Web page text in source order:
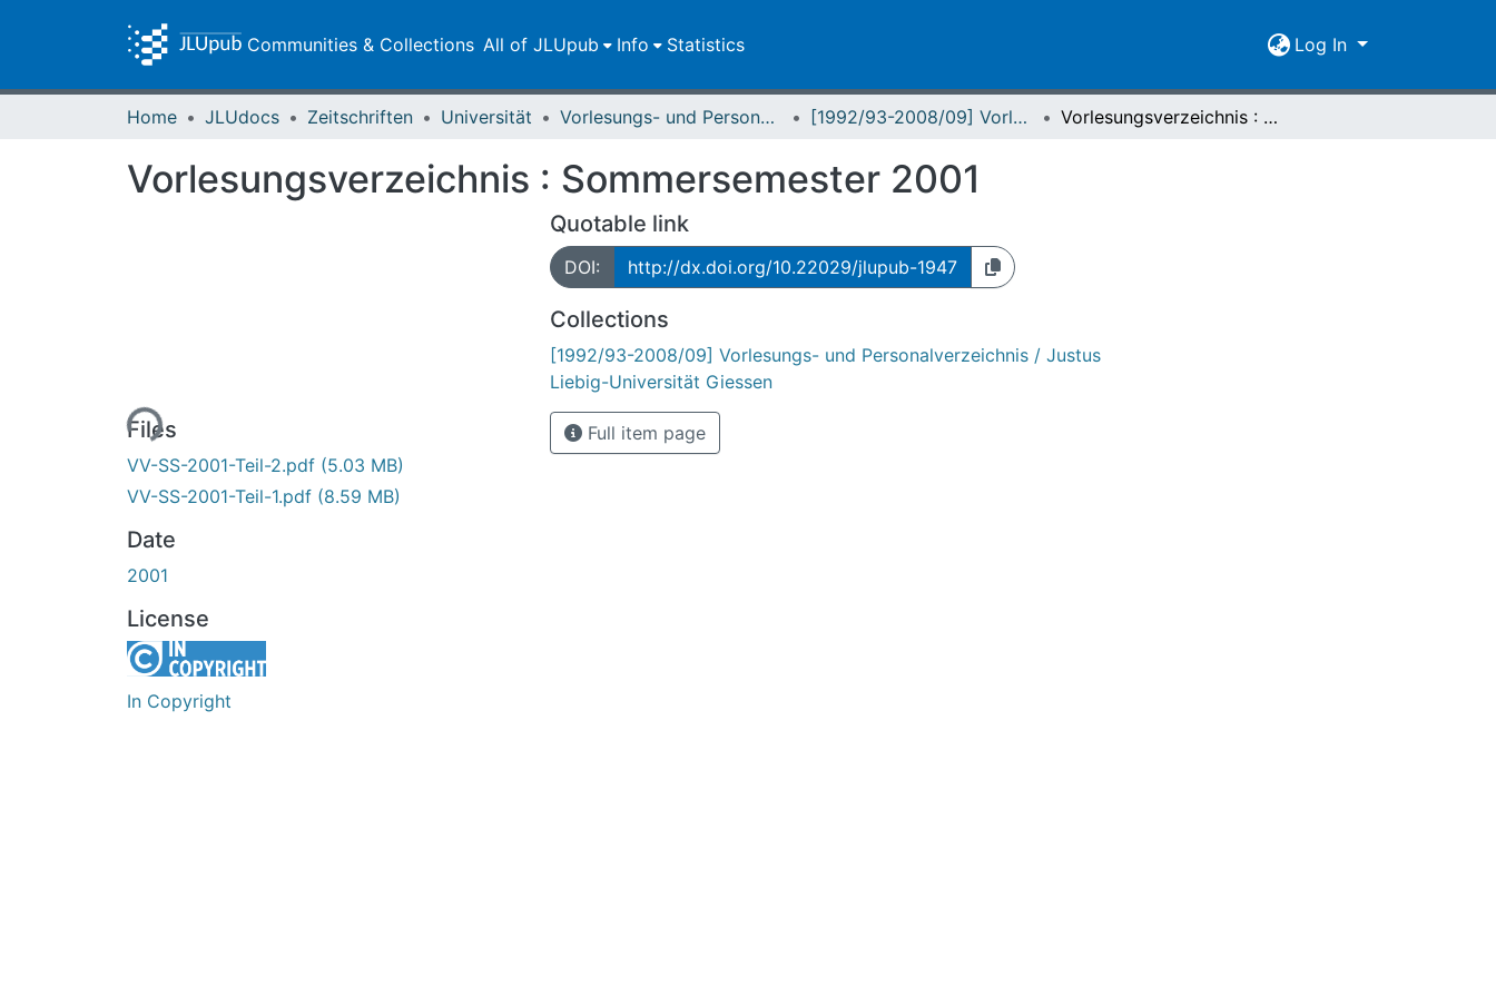
Communities & Collections All of JLUpub Info Statistics Log In
Home JLUdocs Zeitschriften Universität Vorlesungs- und Personalverzeichnis / Justus-Liebig-Universität Gießen [1992/93-2008/09] Vorlesungs- und Personalverzeichnis / Justus Liebig-Universität Giessen Vorlesungsverzeichnis : Sommersemester 2001
Vorlesungsverzeichnis : Sommersemester 2001
Loading...
Files
VV-SS-2001-Teil-2.pdf (5.03 MB)
VV-SS-2001-Teil-1.pdf (8.59 MB)
Date
2001
License
In Copyright
Quotable link
DOI: http://dx.doi.org/10.22029/jlupub-1947
Collections
[1992/93-2008/09] Vorlesungs- und Personalverzeichnis / Justus
Liebig-Universität Giessen
Full item page